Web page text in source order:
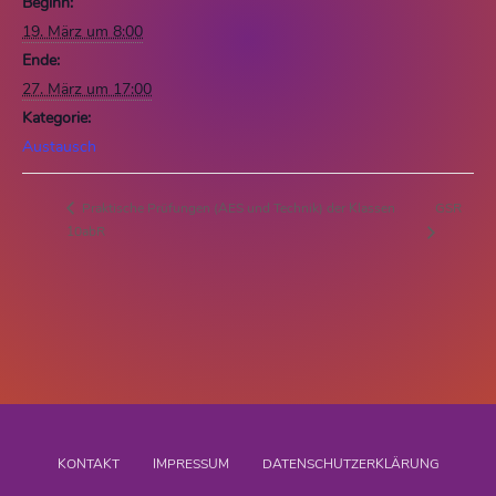
19. März um 8:00
Ende:
27. März um 17:00
Kategorie:
Austausch
Praktische Prüfungen (AES und Technik) der Klassen
10abR
GSR
KONTAKT IMPRESSUM DATENSCHUTZERKLÄRUNG